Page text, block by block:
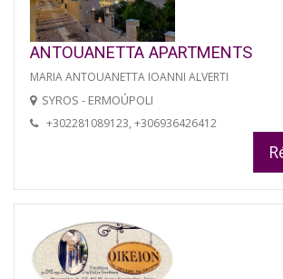
ANTOUANETTA APARTMENTS
MARIA ANTOUANETTA IOANNI ALVERTI
SYROS - ERMOÚPOLI
+302281089123, +306936426412